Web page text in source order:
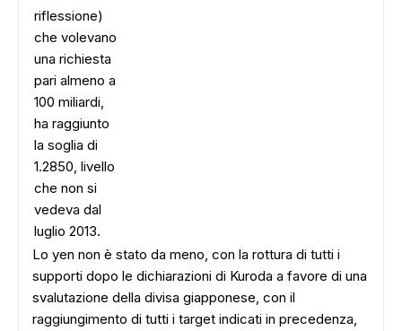
riflessione)
che volevano
una richiesta
pari almeno a
100 miliardi,
ha raggiunto
la soglia di
1.2850, livello
che non si
vedeva dal
luglio 2013.
Lo yen non è stato da meno, con la rottura di tutti i
supporti dopo le dichiarazioni di Kuroda a favore di una
svalutazione della divisa giapponese, con il
raggiungimento di tutti i target indicati in precedenza,